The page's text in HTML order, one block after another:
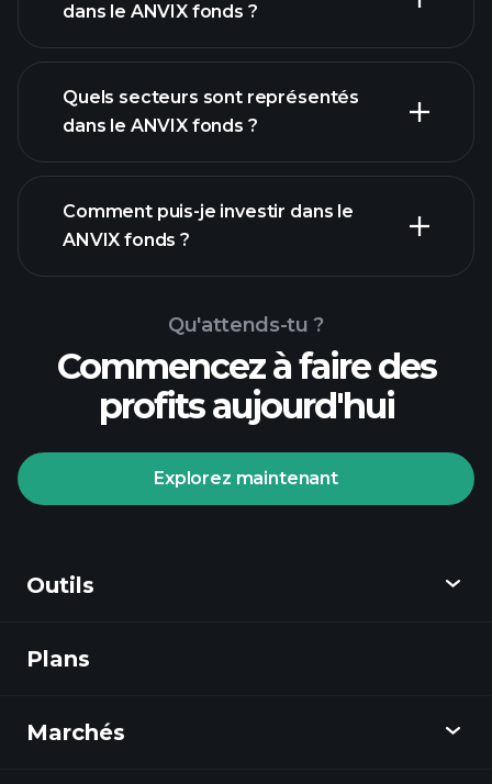
participations
participations
dans le ANVIX fonds ?
participations
Quels secteurs sont représentés
dans le ANVIX fonds ?
Comment puis-je investir dans le
ANVIX fonds ?
Qu'attends-tu ?
Commencez à faire des
profits aujourd'hui
Explorez maintenant
Outils
Découvrir
Plans
Marchés